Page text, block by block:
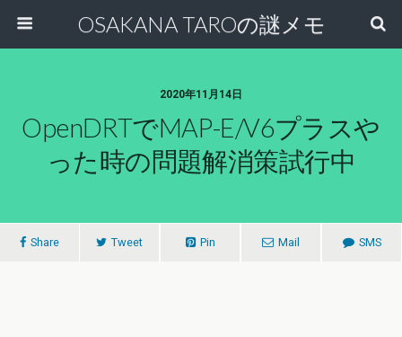
OSAKANA TAROの謎メモ
2020年11月14日
OpenDRTでMAP-E/v6プラスや
った時の問題解消策試行中
Share Tweet Pin Mail SMS